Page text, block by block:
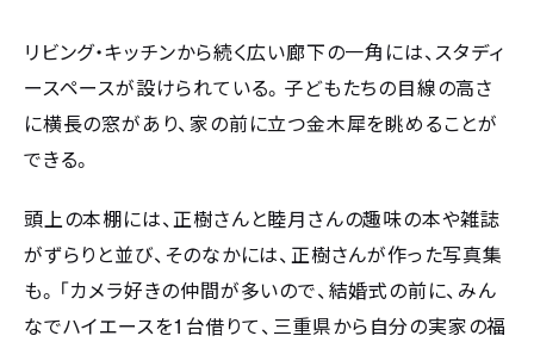
リビング・キッチンから続く広い廊下の一角には、スタディ
ースペースが設けられている。子どもたちの目線の高さ
に横長の窓があり、家の前に立つ金木犀を眺めることが
できる。
頭上の本棚には、正樹さんと睦月さんの趣味の本や雑誌
がずらりと並び、そのなかには、正樹さんが作った写真集
も。「カメラ好きの仲間が多いので、結婚式の前に、みん
なでハイエースを1 台借りて、三重県から自分の実家の福